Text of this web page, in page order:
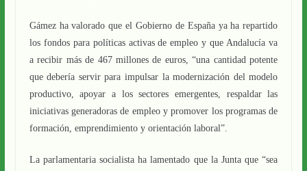
Gámez ha valorado que el Gobierno de España ya ha repartido
los fondos para políticas activas de empleo y que Andalucía va
a recibir más de 467 millones de euros, “una cantidad potente
que debería servir para impulsar la modernización del modelo
productivo, apoyar a los sectores emergentes, respaldar las
iniciativas generadoras de empleo y promover los programas de
formación, emprendimiento y orientación laboral”.
La parlamentaria socialista ha lamentado que la Junta que “sea